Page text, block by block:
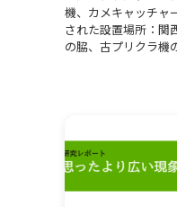
機、カメキャッチャ
された設置場所：関
の脇、古プリクラ機